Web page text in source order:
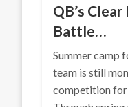
QB’s
Battle…
Summer camp
team is still
competition for